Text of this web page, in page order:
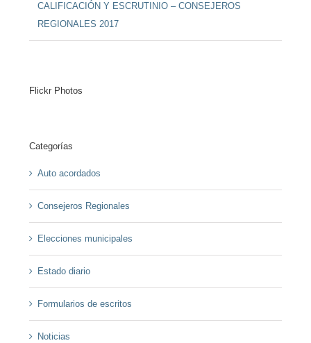
CALIFICACIÓN Y ESCRUTINIO – CONSEJEROS
REGIONALES 2017
Flickr Photos
Categorías
Auto acordados
Consejeros Regionales
Elecciones municipales
Estado diario
Formularios de escritos
Noticias